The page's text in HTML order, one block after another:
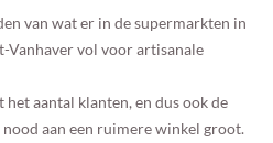
van wat er in de supermarkten in
Vanhaver vol voor artisanale
aantal klanten, en dus ook de
aan een ruimere winkel groot.